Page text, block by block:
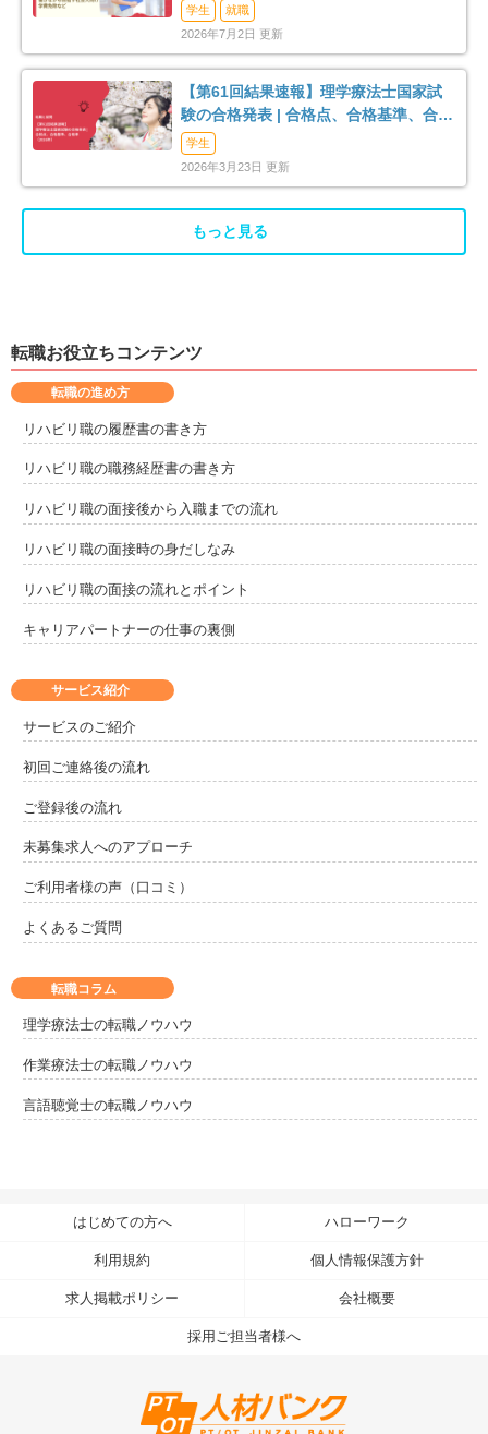
学生
就職
2026年7月2日 更新
【第61回結果速報】理学療法士国家試
験の合格発表 | 合格点、合格基準、合格
率（2026年）
学生
2026年3月23日 更新
もっと見る
転職お役立ちコンテンツ
サービス紹介
サービスのご紹介
初回ご連絡後の流れ
ご登録後の流れ
未募集求人へのアプローチ
ご利用者様の声（口コミ）
よくあるご質問
転職の進め方
リハビリ職の履歴書の書き方
リハビリ職の職務経歴書の書き方
リハビリ職の面接後から入職までの流れ
リハビリ職の面接時の身だしなみ
リハビリ職の面接の流れとポイント
キャリアパートナーの仕事の裏側
転職コラム
理学療法士の転職ノウハウ
作業療法士の転職ノウハウ
言語聴覚士の転職ノウハウ
はじめての方へ ハローワーク
利用規約 個人情報保護方針
求人掲載ポリシー 会社概要
採用ご担当者様へ